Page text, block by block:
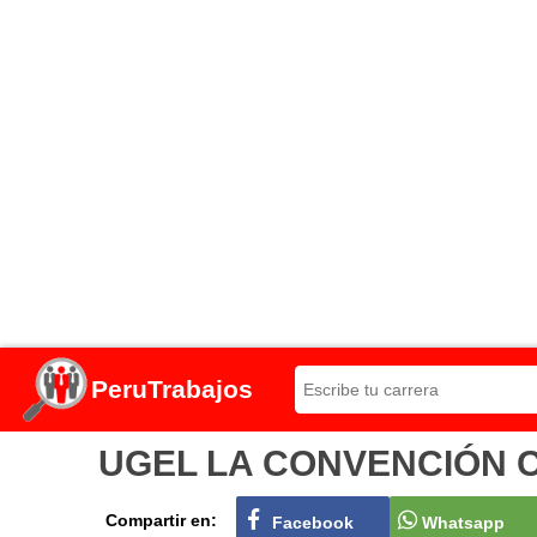
PeruTrabajos
UGEL LA
Compartir en: Facebook Whatsapp